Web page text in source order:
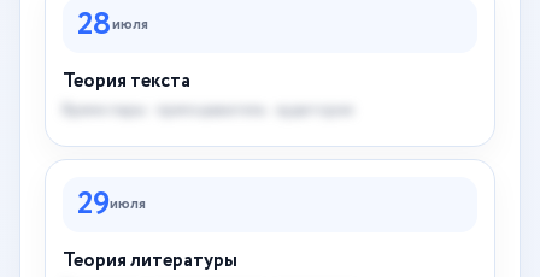
28июля
Теория текста
Время пары · преподаватель · аудитория
29июля
Теория литературы